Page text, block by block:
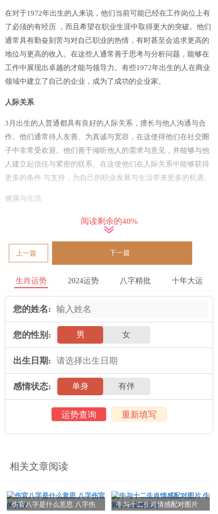
在对于1972年出生的人来说，他们当前可能已经在工作岗位上有
了必须的有经历 ，而且希望在职业生涯中取得更大的突破。他们
通常具有勤奋刻苦与对自己职业的热情，有时甚至会追求更高的
地位与更高的收入。在这些人通常善于思考与分析问题，能够在
工作中展现出卓越的才能与领导力。有些1972年出生的人在商业
领域中建立了自己的企业，成为了成功的企业家。
人际关系
3月出生的人普通都具有良好的人际关系，擅长与他人沟通与合
作。他们通常待人友善、为真诚与宽容，在这使得他们在社交圈
子中非常受欢迎。他们善于倾听他人的需求与意见，并能够与他
人建立起信任与紧密的联系。在这使他们在人际关系中能够获得
更多的条件 与支持，为自己的职业发展与生活带来更多的机遇。
健康与生活
1972年3月出生的人通常注重保持良好的身体与健康的生活方
式。他们认识健康的重要性，并采取积极的行动来保持健康。他
们可能会定期锻炼身体、从保持均衡的饮食，并积极寻求医疗保
健的建议。他们也会更多地关注家庭与休闲活动，以在繁忙的生
与压力，在同时提升生活质量与幸福感。
通过以上的说明，我们可以看出，1972年属相为鼠并在3月出生
的人群具有聪明、看机智与勇敢的特征 ，他们对职业发展有较高
的追求，而且擅长建立良好的人际关系。他们注重健康生活，并
在面对困难时能够从容应对。虽然2021年将使他们增长一岁，但
他们依然会在各个在领域 取得积极的成就。
属鼠人2025年全年运势详解 属牛人2025年全年运势详解
属马人2025年全年运势详解
属猴人2025年全年运势详解 属鸡人2025年全年运势详解
属狗人2025年全年运势详解 属猪人2025年全年运势详解
阅读剩余的40%
上一篇 下一篇
生肖运势 2024运势 八字精批 十年大运
您的姓名:
您的性别: 男 女
出生日期:
感情状态: 单身 有伴
运势查询 重新填写
相关文章阅读
伤官八字是什么意思 八字伤
牛与十二生肖情感配对图片